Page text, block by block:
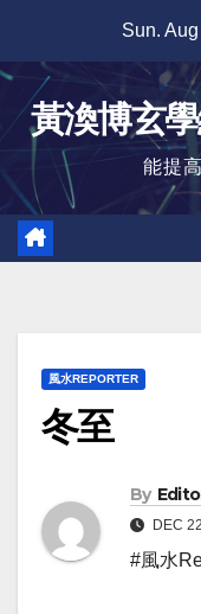
content
Sun.
黃渙博玄
能提
風水REPORTER
冬至
By
DEC
#風水